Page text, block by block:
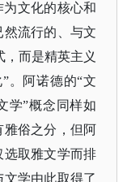
文化的核心和
流行的、与文
而是精英主义
。阿诺德的“文
学”概念同样如
雅俗之分，但阿
取雅文学而排
学由此取得了